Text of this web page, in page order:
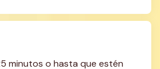
minutos o hasta que estén